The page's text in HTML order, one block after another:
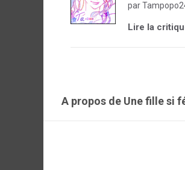
par
Lire la
A propos de Une fille si